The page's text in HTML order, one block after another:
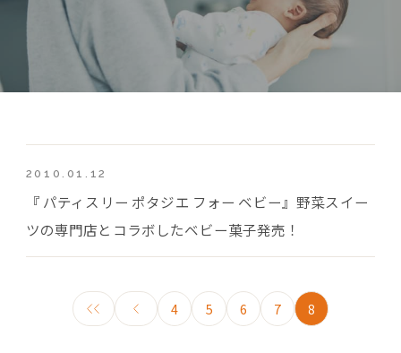
2010.01.12
『 パティスリー ポタジエ フォー ベビー』野菜スイー
ツの専門店とコラボしたベビー菓子発売！
4 5 6 7 8